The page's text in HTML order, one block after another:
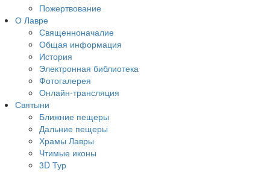
Пожертвование
О Лавре
Священноначалие
Общая информация
История
Электронная библиотека
Фотогалерея
Онлайн-трансляция
Святыни
Ближние пещеры
Дальние пещеры
Храмы Лавры
Чтимые иконы
3D Тур